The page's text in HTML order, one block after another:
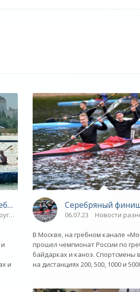
- «Ярославский спорт»
виды спорта / Гребля / Плавание /
и
Серебряный
06.07.23 Новости
В Москве, на гребном канале
прошел чемпионат России по
байдарках и каноэ. Спортсмены
на дистанциях 200, 500, 1000 и